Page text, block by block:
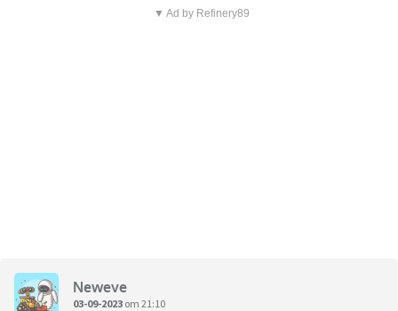
▼ Ad by Refinery89
Neweve
03-09-2023 om 21:10